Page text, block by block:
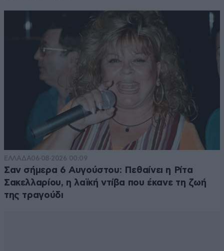
ΕΛΛΑΔΑ06·08·2026 00:09
Σαν σήμερα 6 Αυγούστου: Πεθαίνει η Ρίτα
Σακελλαρίου, η λαϊκή ντίβα που έκανε τη ζωή
της τραγούδι